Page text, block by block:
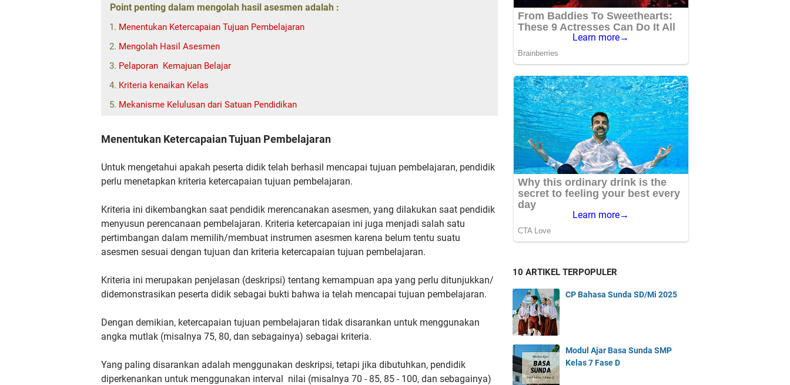
Point penting dalam mengolah hasil asesmen adalah :
Menentukan Ketercapaian Tujuan Pembelajaran
Mengolah Hasil Asesmen
Pelaporan Kemajuan Belajar
Kriteria kenaikan Kelas
Mekanisme Kelulusan dari Satuan Pendidikan
Menentukan Ketercapaian Tujuan Pembelajaran
Untuk mengetahui apakah peserta didik telah berhasil mencapai tujuan pembelajaran, pendidik
perlu menetapkan kriteria ketercapaian tujuan pembelajaran.
Kriteria ini dikembangkan saat pendidik merencanakan asesmen, yang dilakukan saat pendidik
menyusun perencanaan pembelajaran. Kriteria ketercapaian ini juga menjadi salah satu
pertimbangan dalam memilih/membuat instrumen asesmen karena belum tentu suatu
asesmen sesuai dengan tujuan dan kriteria ketercapaian tujuan pembelajaran.
Kriteria ini merupakan penjelasan (deskripsi) tentang kemampuan apa yang perlu ditunjukkan/
didemonstrasikan peserta didik sebagai bukti bahwa ia telah mencapai tujuan pembelajaran.
Dengan demikian, ketercapaian tujuan pembelajaran tidak disarankan untuk menggunakan
angka mutlak (misalnya 75, 80, dan sebagainya) sebagai kriteria.
Yang paling disarankan adalah menggunakan deskripsi, tetapi jika dibutuhkan, pendidik
diperkenankan untuk menggunakan interval nilai (misalnya 70 - 85, 85 - 100, dan sebagainya)
10 ARTIKEL TERPOPULER
CP Bahasa Sunda SD/Mi 2025
Modul Ajar Basa Sunda SMP
Kelas 7 Fase D